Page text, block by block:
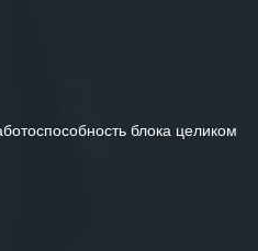
блока целиком